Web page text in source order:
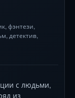
, фэнтези,
, детектив,
с людьми,
из